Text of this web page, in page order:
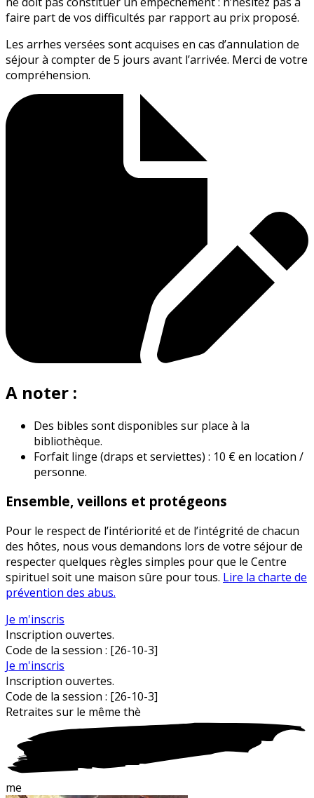
faire part de vos difficultés par rapport au prix proposé.
Les arrhes versées sont acquises en cas d’annulation de
séjour à compter de 5 jours avant l’arrivée. Merci de votre
compréhension.
A noter :
Des bibles sont disponibles sur place à la
bibliothèque.
Forfait linge (draps et serviettes) : 10 € en location /
personne.
Ensemble, veillons et protégeons
Pour le respect de l’intériorité et de l’intégrité de chacun
des hôtes, nous vous demandons lors de votre séjour de
respecter quelques règles simples pour que le Centre
spirituel soit une maison sûre pour tous. Lire la charte de
prévention des abus.
Je m'inscris
Inscription ouvertes.
Code de la session : [26-10-3]
Je m'inscris
Inscription ouvertes.
Code de la session : [26-10-3]
Retraites sur le même thè
me